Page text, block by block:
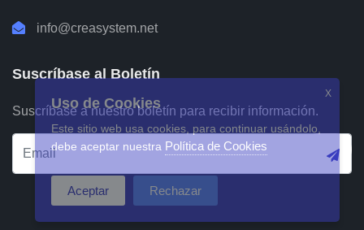
info@creasystem.net
Suscríbase al Boletín
Suscríbase a nuestro boletín para recibir información.
X
Uso de Cookies
Este sitio web usa cookies, para continuar usándolo,
debe aceptar nuestra Política de Cookies
Aceptar Rechazar